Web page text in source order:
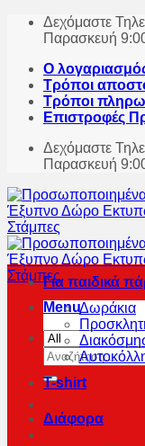
Skip
Δεχόμαστε
Παρασκευή
Ο
Τρόποι
Τρόποι
Επιστροφές
Δεχόμαστε
Παρασκευή
Menu
Αναζήτηση
για:
Για παιδικά
Δωράκια
T-shirt
Διάφορα